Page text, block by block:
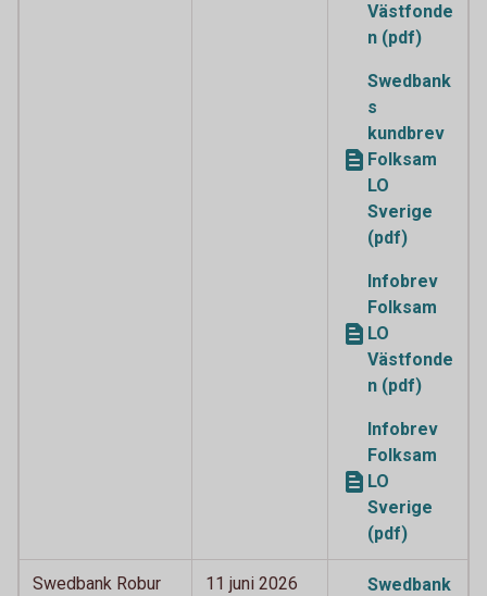
Västfonde
n (pdf)
Swedbank
s
kundbrev
Folksam
LO
Sverige
(pdf)
Infobrev
Folksam
LO
Västfonde
n (pdf)
Infobrev
Folksam
LO
Sverige
(pdf)
Swedbank Robur
11 juni 2026
Swedbank